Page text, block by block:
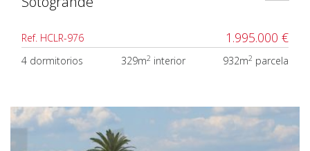
Ref. HCLR-976 1.995.000 €
4 dormitorios 329m2 interior 932m2 parcela